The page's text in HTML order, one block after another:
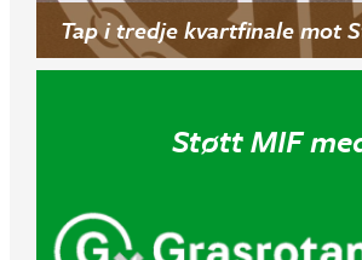
Tap i tredje kvartfinale mot
Støtt MIF